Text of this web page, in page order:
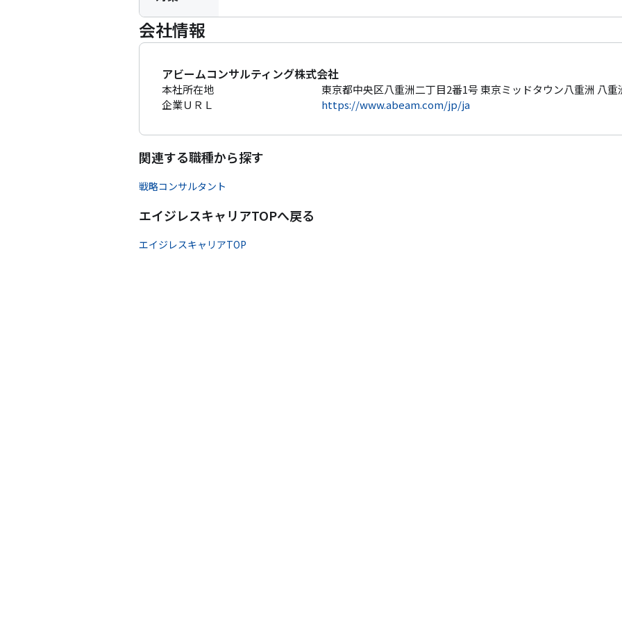
会社情報
アビームコンサルティング株式会社
本社所在地
東京都中央区八重洲二丁目2番1号 東京ミッドタウン八重洲 八重
企業ＵＲＬ
https://www.abeam.com/jp/ja
関連する職種から探す
戦略コンサルタント
エイジレスキャリアTOPへ戻る
エイジレスキャリアTOP